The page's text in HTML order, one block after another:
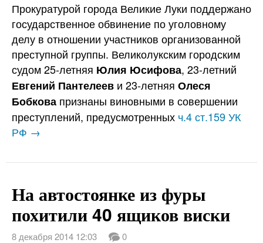
Прокуратурой города Великие Луки поддержано
государственное обвинение по уголовному
делу в отношении участников организованной
преступной группы. Великолукским городским
судом 25-летняя Юлия Юсифова, 23-летний
Евгений Пантелеев и 23-летняя Олеся
Бобкова признаны виновными в совершении
преступлений, предусмотренных ч.4 ст.159 УК
РФ →
На автостоянке из фуры
похитили 40 ящиков виски
8 декабря 2014 12:03 0